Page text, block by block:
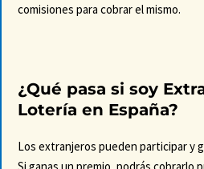
comisiones para cobrar el mismo.
¿Qué pasa si soy
Lotería en España?
Los extranjeros pueden participar y